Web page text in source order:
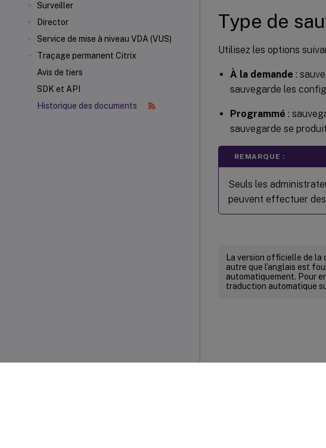
Surveiller
Director
Service de mise à niveau VDA (VUS)
Traçage permanent Citrix
Avis de tiers
SDK et API
Historique des documents
Type de
Utilisez les options
À la demande :
sauvegarde les
Programmé :
sauvegarde se
REMARQUE :
Seuls les
peuvent effectuer
La version officielle de la
autre que l’anglais est
automatiquement. Pour
traduction automatique